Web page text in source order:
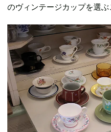
のヴィンテージカップを選ぶ